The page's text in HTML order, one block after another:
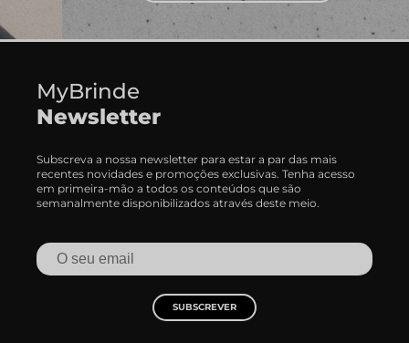
MyBrinde
Newsletter
Subscreva a nossa newsletter para estar a par das mais
recentes novidades e promoções exclusivas. Tenha acesso
em primeira-mão a todos os conteúdos que são
semanalmente disponibilizados através deste meio.
SUBSCREVER